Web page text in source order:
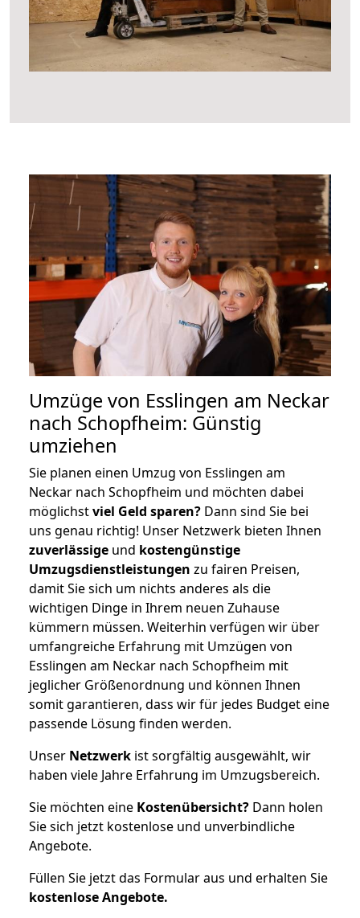
Umzüge von Esslingen am Neckar
nach Schopfheim: Günstig
umziehen
Sie planen einen Umzug von Esslingen am
Neckar nach Schopfheim und möchten dabei
möglichstviel Geld sparen? Dann sind Sie bei
uns genau richtig! Unser Netzwerk bieten Ihnen
zuverlässige und kostengünstige
Umzugsdienstleistungen zu fairen Preisen,
damit Sie sich um nichts anderes als die
wichtigen Dinge in Ihrem neuen Zuhause
kümmern müssen. Weiterhin verfügen wir über
umfangreiche Erfahrung mit Umzügen von
Esslingen am Neckar nach Schopfheim mit
jeglicher Größenordnung und können Ihnen
somit garantieren, dass wir für jedes Budget eine
passende Lösung finden werden.
Unser Netzwerk ist sorgfältig ausgewählt, wir
haben viele Jahre Erfahrung im Umzugsbereich.
Sie möchten eine Kostenübersicht? Dann holen
Sie sich jetzt kostenlose und unverbindliche
Angebote.
Füllen Sie jetzt das Formular aus und erhalten Sie
kostenloseAngebote.